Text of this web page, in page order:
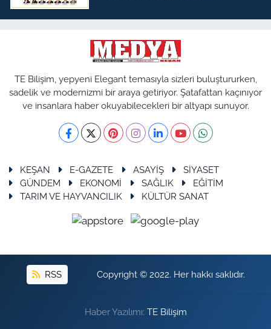
TE Bilişim, yepyeni Elegant temasıyla sizleri buluştururken,
sadelik ve modernizmi bir araya getiriyor. Şatafattan kaçınıyor
ve insanlara haber okuyabilecekleri bir altyapı sunuyor.
KEŞAN E-GAZETE ASAYİŞ
SİYASET
GÜNDEM
EKONOMİ SAĞLIK
EĞİTİM
TARIM VE HAYVANCILIK
KÜLTÜR SANAT
RSS Copyright © 2022. Her hakkı saklıdır.
Haber Yazılımı: TE Bilişim